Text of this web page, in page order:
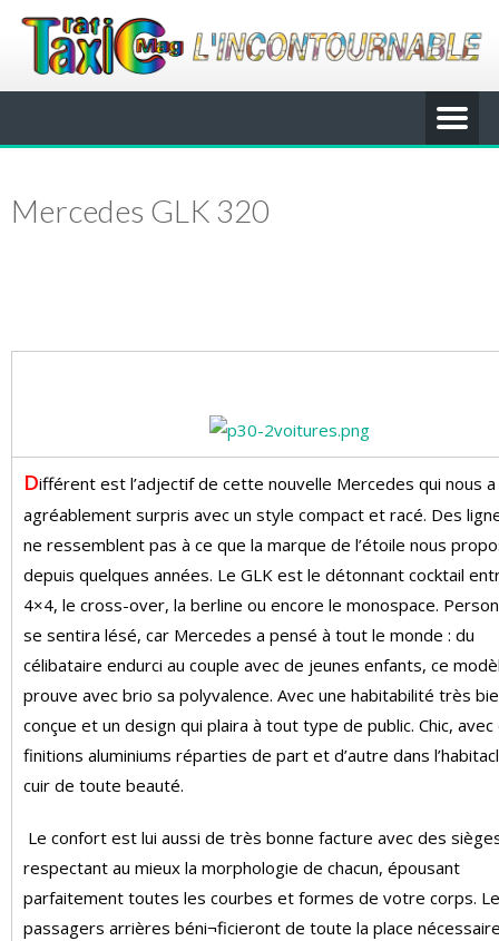
Mercedes GLK 320
Différent est l’adjectif de cette nouvelle Mercedes qui nous a
agréablement surpris avec un style compact et racé. Des
ne ressemblent pas à ce que la marque de l’étoile nous
depuis quelques années. Le GLK est le détonnant cocktail
4×4, le cross-over, la berline ou encore le monospace.
se sentira lésé, car Mercedes a pensé à tout le monde : du
célibataire endurci au couple avec de jeunes enfants, ce
prouve avec brio sa polyvalence. Avec une habitabilité très
conçue et un design qui plaira à tout type de public. Chic, avec
finitions aluminiums réparties de part et d’autre dans
cuir de toute beauté.
Le confort est lui aussi de très bonne facture avec des
respectant au mieux la morphologie de chacun, épousant
parfaitement toutes les courbes et formes de votre corps.
passagers arrières béni¬ficieront de toute la place